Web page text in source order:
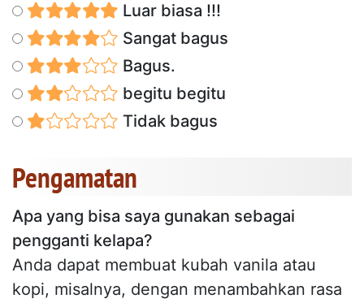
Luar biasa !!!
Sangat bagus
Bagus.
begitu begitu
Tidak bagus
Pengamatan
Apa yang bisa saya gunakan sebagai
pengganti kelapa?
Anda dapat membuat kubah vanila atau
kopi, misalnya, dengan menambahkan rasa